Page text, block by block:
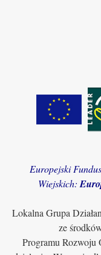
Europejski
Wiejskich:
Lokalna Grupa
ze
Programu Rozwoju